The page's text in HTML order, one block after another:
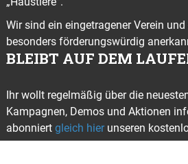
Wir sind ein eingetragener Verein
besonders förderungswürdig
BLEIBT AUF DEM
Ihr wollt regelmäßig über die
Kampagnen, Demos und Aktionen
abonniert gleich hierunseren